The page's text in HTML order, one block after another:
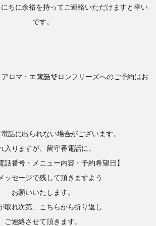
ちに余裕を持ってご連絡いただけますと幸い
です。
話に出られない場合がございます。
入りますが、留守番電話に、
話番号・メニュー内容・予約希望日】
ッセージで残して頂きますよう
お願いいたします。
取れ次第、こちらから折り返し
ご連絡させて頂きます。